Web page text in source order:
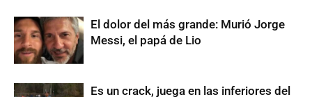
El dolor del más grande: Murió Jorge
Messi, el papá de Lio
Es un crack, juega en las inferiores del